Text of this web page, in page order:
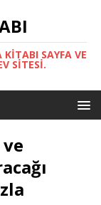
KITABI SAYFA VE
SITESI.